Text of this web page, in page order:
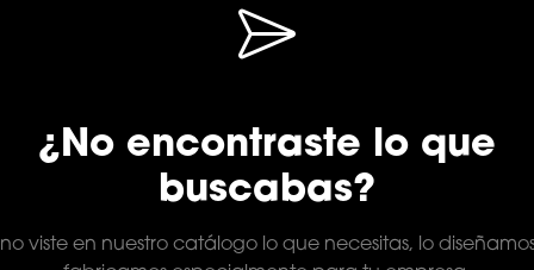
¿No encontraste lo que
buscabas?
no viste en nuestro catálogo lo que necesitas, lo